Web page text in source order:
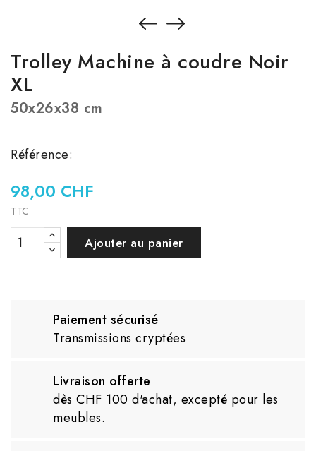
Trolley Machine à coudre Noir
XL
50x26x38 cm
Référence:
98,00 CHF
TTC
Ajouter au panier
Paiement sécurisé
Transmissions cryptées
Livraison offerte
dès CHF 100 d'achat, excepté pour les
meubles.